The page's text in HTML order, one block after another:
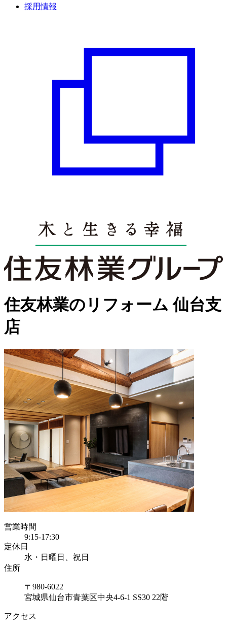
採用情報
住友林業のリフォーム 仙台支
店
営業時間
9:15-17:30
定休日
水・日曜日、祝日
住所
〒980-6022
宮城県仙台市青葉区中央4-6-1 SS30 22階
アクセス